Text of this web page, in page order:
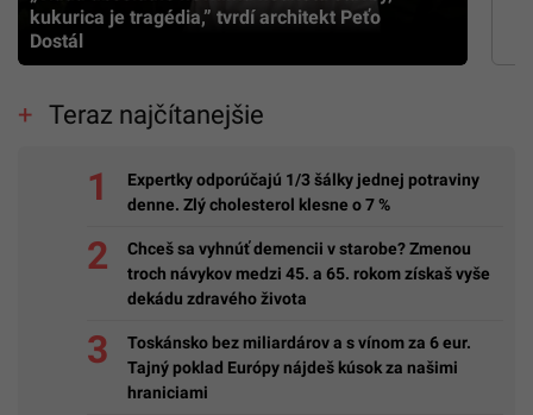
kukurica je tragédia,” tvrdí architekt Peťo
Dostál
Teraz najčítanejšie
Expertky odporúčajú 1/3 šálky jednej potraviny
denne. Zlý cholesterol klesne o 7 %
Chceš sa vyhnúť demencii v starobe? Zmenou
troch návykov medzi 45. a 65. rokom získaš vyše
dekádu zdravého života
Toskánsko bez miliardárov a s vínom za 6 eur.
Tajný poklad Európy nájdeš kúsok za našimi
hraniciami